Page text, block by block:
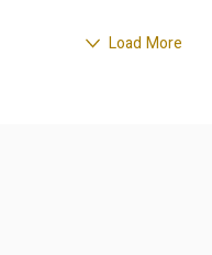
Load More